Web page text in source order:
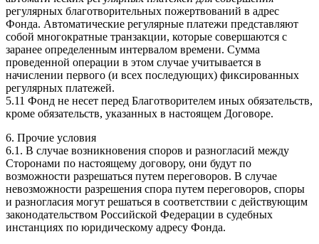
регулярных благотворительных пожертвований в адрес
Фонда. Автоматические регулярные платежи представляют
собой многократные транзакции, которые совершаются с
заранее определенным интервалом времени. Сумма
проведенной операции в этом случае учитывается в
начислении первого (и всех последующих) фиксированных
регулярных платежей.
5.11 Фонд не несет перед Благотворителем иных обязательств,
кроме обязательств, указанных в настоящем Договоре.
6. Прочие условия
6.1. В случае возникновения споров и разногласий между
Сторонами по настоящему договору, они будут по
возможности разрешаться путем переговоров. В случае
невозможности разрешения спора путем переговоров, споры
и разногласия могут решаться в соответствии с действующим
законодательством Российской Федерации в судебных
инстанциях по юридическому адресу Фонда.